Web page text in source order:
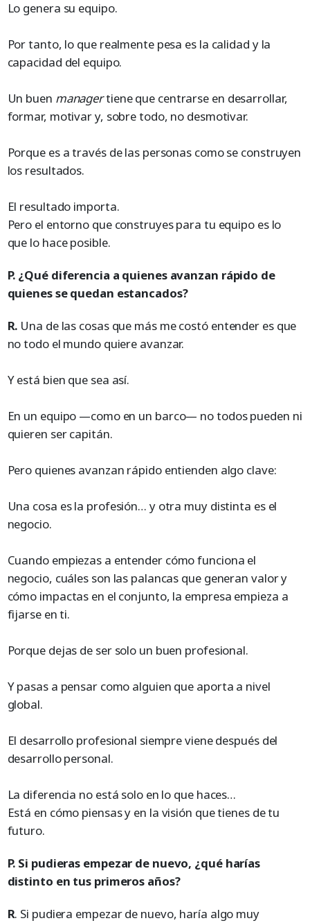
Lo genera su equipo.
Por tanto, lo que realmente pesa es la calidad y la
capacidad del equipo.
Un buen managertiene que centrarse en desarrollar,
formar, motivar y, sobre todo, no desmotivar.
Porque es a través de las personas como se construyen
los resultados.
El resultado importa.
Pero el entorno que construyes para tu equipo es lo
que lo hace posible.
P. ¿Qué diferencia a quienes avanzan rápido de
quienes se quedan estancados?
R. Una de las cosas que más me costó entender es que
no todo el mundo quiere avanzar.
Y está bien que sea así.
En un equipo —como en un barco— no todos pueden ni
quieren ser capitán.
Pero quienes avanzan rápido entienden algo clave:
Una cosa es la profesión… y otra muy distinta es el
negocio.
Cuando empiezas a entender cómo funciona el
negocio, cuáles son las palancas que generan valor y
cómo impactas en el conjunto, la empresa empieza a
fijarse en ti.
Porque dejas de ser solo un buen profesional.
Y pasas a pensar como alguien que aporta a nivel
global.
El desarrollo profesional siempre viene después del
desarrollo personal.
La diferencia no está solo en lo que haces…
Está en cómo piensas y en la visión que tienes de tu
futuro.
P. Si pudieras empezar de nuevo, ¿qué harías
distinto en tus primeros años?
R. Si pudiera empezar de nuevo, haría algo muy